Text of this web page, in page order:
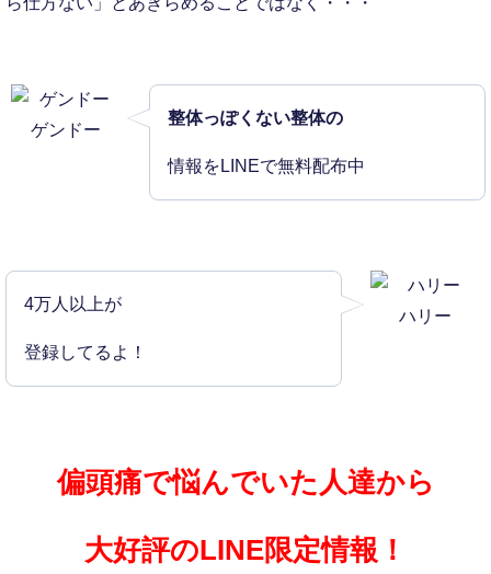
ゲンドー
整体っぽくない整体の
情報をLINEで無料配布中
ハリー
4万人以上が
登録してるよ！
偏頭痛で悩んでいた人達から
大好評のLINE限定情報！